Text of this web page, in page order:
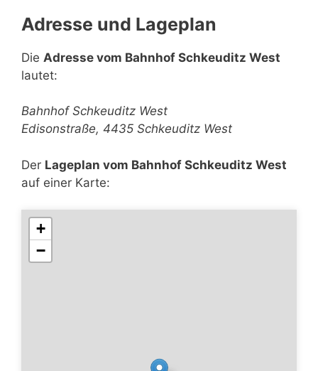
Adresse und Lageplan
Die Adresse vom Bahnhof Schkeuditz West
lautet:
Bahnhof Schkeuditz West
Edisonstraße, 4435 Schkeuditz West
Der Lageplan vom Bahnhof Schkeuditz West
auf einer Karte:
+
−